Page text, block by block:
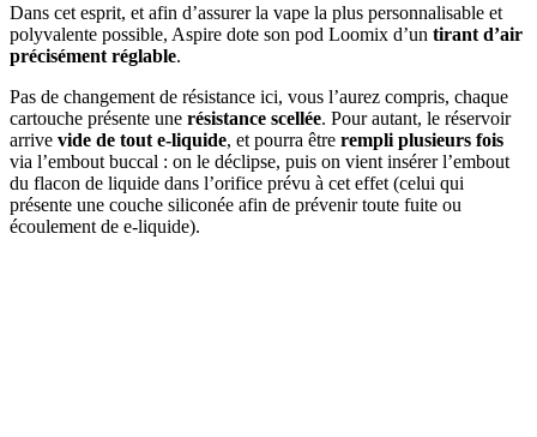
Dans cet esprit, et afin d’assurer la vape la plus personnalisable et
polyvalente possible, Aspire dote son pod Loomix d’un tirant d’air
précisément réglable.
Pas de changement de résistance ici, vous l’aurez compris, chaque
cartouche présente une résistance scellée. Pour autant, le réservoir
arrive vide de tout e-liquide, et pourra être rempli plusieurs fois
via l’embout buccal : on le déclipse, puis on vient insérer l’embout
du flacon de liquide dans l’orifice prévu à cet effet (celui qui
présente une couche siliconée afin de prévenir toute fuite ou
écoulement de e-liquide).